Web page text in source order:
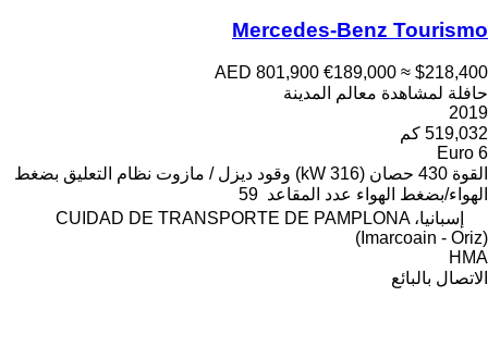
Mercedes-Benz Tourismo
AED 801,900 €189,000 ≈ $218,400
حافلة لمشاهدة معالم المدينة
2019
519,032 كم
Euro 6
القوة 430 حصان (316 kW) وقود ديزل / مازوت نظام التعليق بضغط
الهواء/بضغط الهواء عدد المقاعد 59
إسبانيا، CUIDAD DE TRANSPORTE DE PAMPLONA
(Imarcoain - Oriz)
HMA
الاتصال بالبائع